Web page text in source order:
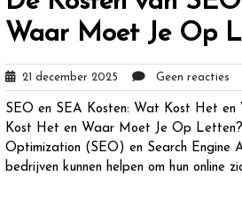
Waar Moet Je Op
21 december 2025
december
2025
Geen reacties
SEO en SEA Kosten: Wat Kost Het
Kost Het en Waar Moet Je Op
Optimization (SEO) en Search Engine
bedrijven kunnen helpen om hun online